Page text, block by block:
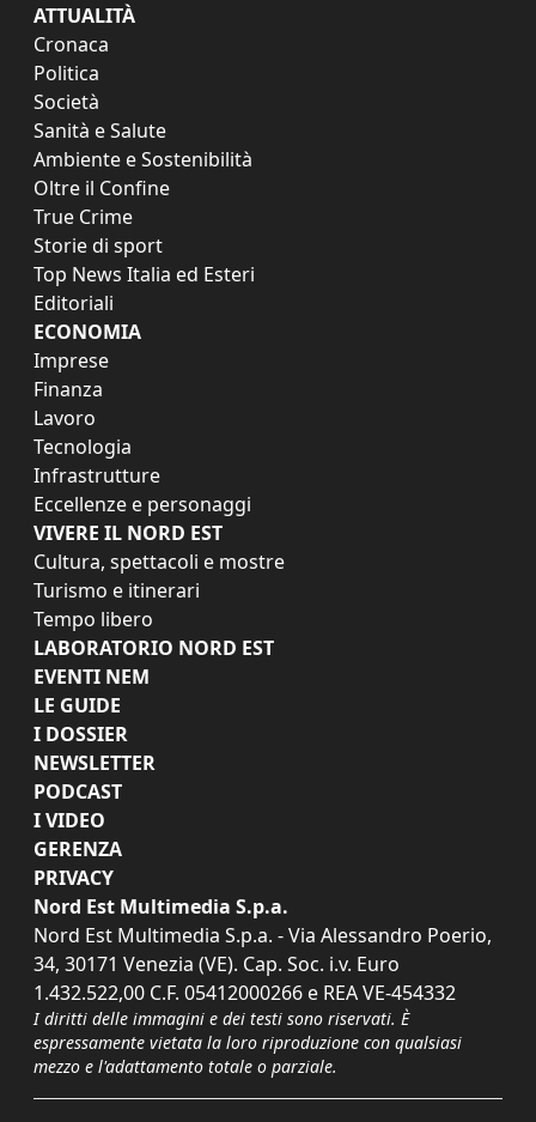
ATTUALITÀ
Cronaca
Politica
Società
Sanità e Salute
Ambiente e Sostenibilità
Oltre il Confine
True Crime
Storie di sport
Top News Italia ed Esteri
Editoriali
ECONOMIA
Imprese
Finanza
Lavoro
Tecnologia
Infrastrutture
Eccellenze e personaggi
VIVERE IL NORD EST
Cultura, spettacoli e mostre
Turismo e itinerari
Tempo libero
LABORATORIO NORD EST
EVENTI NEM
LE GUIDE
I DOSSIER
NEWSLETTER
PODCAST
I VIDEO
GERENZA
PRIVACY
Nord Est Multimedia S.p.a.
Nord Est Multimedia S.p.a. - Via Alessandro Poerio,
34, 30171 Venezia (VE). Cap. Soc. i.v. Euro
1.432.522,00 C.F. 05412000266 e REA VE-454332
I diritti delle immagini e dei testi sono riservati. È
espressamente vietata la loro riproduzione con qualsiasi
mezzo e l'adattamento totale o parziale.